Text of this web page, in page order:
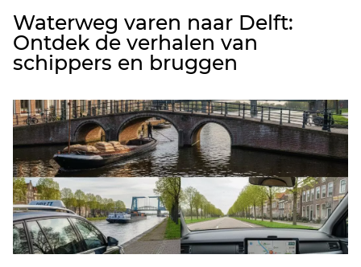
Waterweg varen naar Delft:
Ontdek de verhalen van
schippers en bruggen